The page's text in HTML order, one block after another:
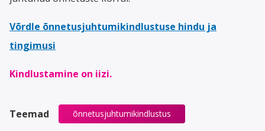
Võrdle õnnetusjuhtumikindlustuse hindu ja
tingimusi
Kindlustamine on iizi.
Teemad õnnetusjuhtumikindlustus